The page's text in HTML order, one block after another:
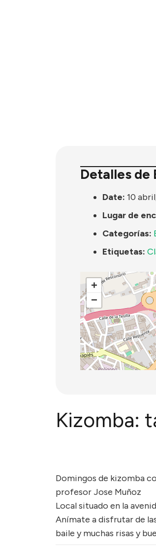
Detalles de
Date: 10
Lugar de
Categorías:
Etiquetas:
+
−
Kizomba:
Domingos de kizomba
profesor Jose Muñoz
Local situado en la
Anímate a disfrutar de
baile y muchas risas y